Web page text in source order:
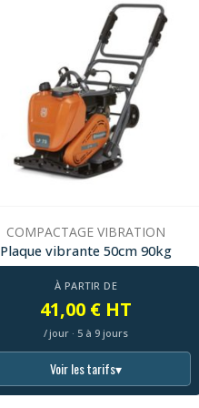
COMPACTAGE VIBRATION
Plaque vibrante 50cm 90kg
À PARTIR DE
41,00 € HT
/ jour · 5 à 9 jours
Voir les tarifs▾